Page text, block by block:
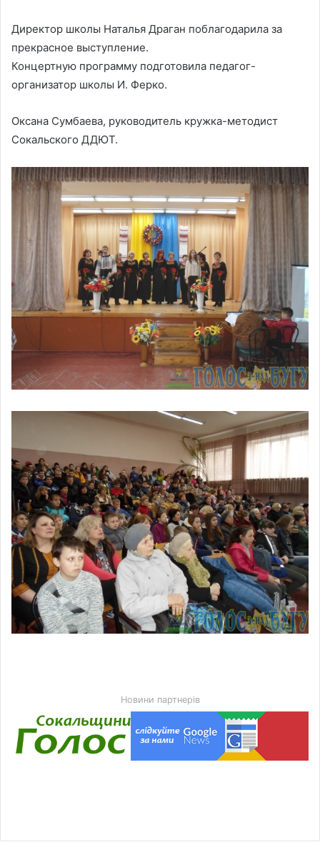
Директор школы Наталья Драган поблагодарила за
прекрасное выступление.
Концертную программу подготовила педагог-
организатор школы И. Ферко.
Оксана Сумбаева, руководитель кружка-методист
Сокальского ДДЮТ.
Новини партнерів